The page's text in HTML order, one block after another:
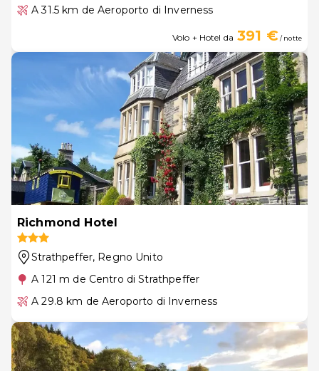
A 31.5 km de Aeroporto di Inverness
Volo + Hotel da 391 €/ notte
Richmond Hotel
Strathpeffer, Regno Unito
A 121 m de Centro di Strathpeffer
A 29.8 km de Aeroporto di Inverness